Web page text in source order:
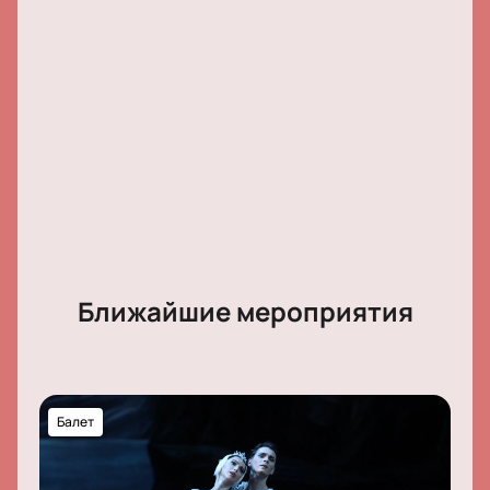
Ближайшие мероприятия
Балет